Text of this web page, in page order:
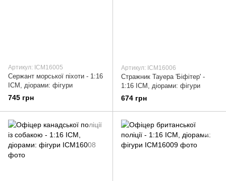
Артикул: ICM16005
Сержант морської піхоти - 1:16
ICM, діорами: фігури
745 грн
Артикул: ICM16006
Стражник Тауера 'Біфітер' -
1:16 ICM, діорами: фігури
674 грн